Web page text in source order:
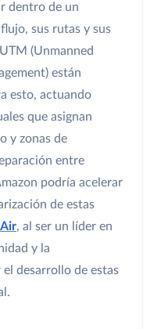
dentro de un
sus rutas y sus
(Unmanned
están
esto, actuando
que asignan
y zonas de
entre
podría acelerar
de estas
, al ser un líder en
y la
desarrollo de estas